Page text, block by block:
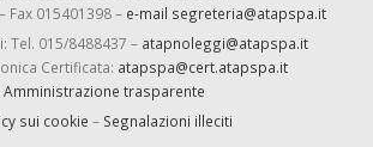
Fax 015401398 – e-mail segreteria@atapspa.it
Tel. 015/8488437 – atapnoleggi@atapspa.it
Certificata: atapspa@cert.atapspa.it
Amministrazione trasparente
sui cookie – Segnalazioni illeciti